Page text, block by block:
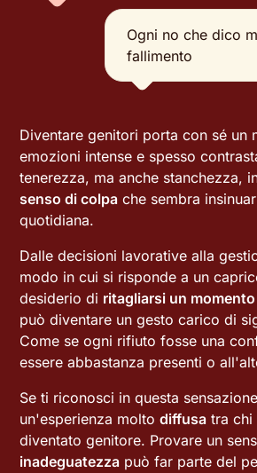
Ogni no che dico
fallimento
Diventare genitori porta con sé un
emozioni intense e spesso
tenerezza, ma anche stanchezza,
senso di colpa che sembra
quotidiana.
Dalle decisioni lavorative alla
modo in cui si risponde a un
desiderio di ritagliarsi un
può diventare un gesto carico di
Come se ogni rifiuto fosse una
essere abbastanza presenti o
Se ti riconosci in questa
un'esperienza moltodiffusa tra chi
diventato genitore. Provare un
inadeguatezza può far parte del